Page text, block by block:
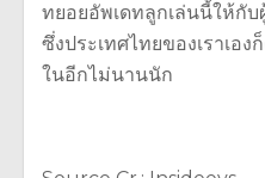
ทยอยอัพเดทลูกเล่นนี้ให้กับ
ซึ่งประเทศไทยของเราเอ
ในอีกไม่นานนัก